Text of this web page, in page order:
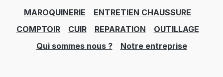
MAROQUINERIE
ENTRETIEN CHAUSSURE
COMPTOIR
CUIR REPARATION
OUTILLAGE
Qui sommes nous ?
Notre entreprise